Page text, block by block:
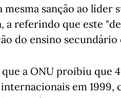
sanção ao líder
a referindo que este
do ensino secundário
a ONU proibiu que
em 1999,